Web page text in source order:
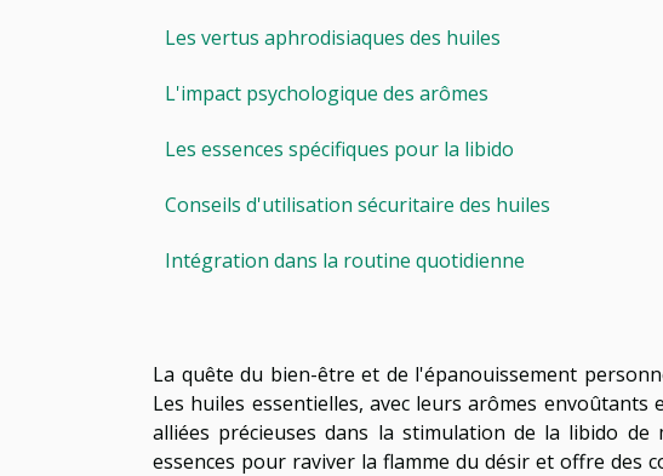
Les vertus aphrodisiaques des huiles
L'impact psychologique des arômes
Les essences spécifiques pour la libido
Conseils d'utilisation sécuritaire des huiles
Intégration dans la routine quotidienne
La quête du bien-être et de l'épanouissement
Les huiles essentielles, avec leurs arômes
alliées précieuses dans la stimulation de la libido
essences pour raviver la flamme du désir et offre des